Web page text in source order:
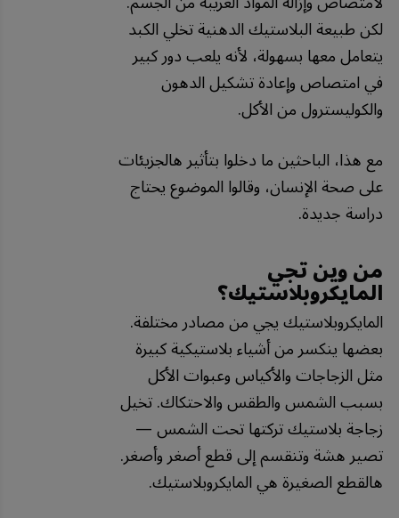
لكنطبيعةالبلاستيكالدهنيةتخليالكبد
يتعاملمعهابسهولة، لأنهيلعبدوركبير
فيامتصاصوإعادةتشكيلالدهون
والكوليسترولمنالأكل.
مع هذا، الباحثين ما دخلوا بتأثير هالجزيئات
على صحة الإنسان، وقالوا الموضوع يحتاج
دراسة جديدة.
من وين تجي
المايكروبلاستيك؟
المايكروبلاستيك يجي من مصادر مختلفة.
بعضها ينكسر من أشياء بلاستيكية كبيرة
مثل الزجاجات والأكياس وعبوات الأكل
بسبب الشمس والطقس والاحتكاك. تخيل
زجاجة بلاستيك تركتها تحت الشمس —
تصير هشة وتنقسم إلى قطع أصغر وأصغر.
هالقطع الصغيرة هي المايكروبلاستيك.